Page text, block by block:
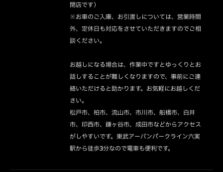
閉店です）
※お車のご入庫、お引渡しについては、営業時間
外、定休日も対応をさせていただきますのでご相
談ください。
お越しになる場合は、作業中ですとゆっくりとお
話しすることが難しくなりますので、事前にご連
絡いただけると助かります。お気軽にお越しくだ
さい。
松戸市、柏市、流山市、市川市、船橋市、白井
市、印西市、鎌ヶ谷市、成田市などからアクセス
がしやすいです。東武アーバンパークライン六実
駅から徒歩3分なので電車も便利です。